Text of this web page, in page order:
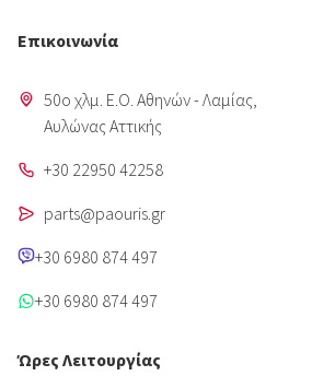
Επικοινωνία
50o χλμ. Ε.Ο. Αθηνών - Λαμίας,
Aυλώνας Αττικής
+30 22950 42258
parts@paouris.gr
+30 6980 874 497
+30 6980 874 497
Ώρες Λειτουργίας